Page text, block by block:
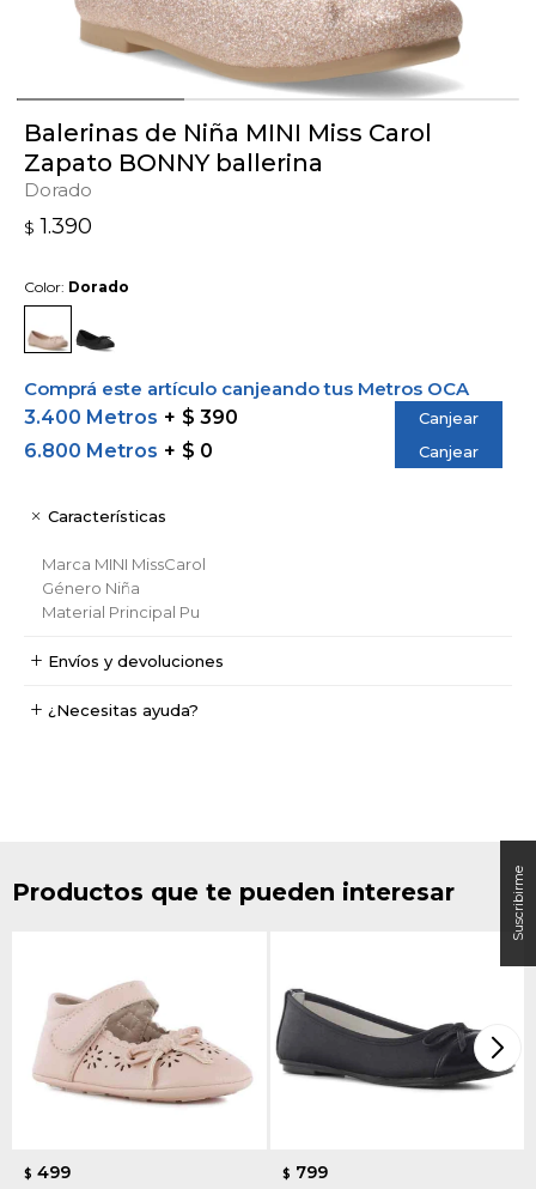
Balerinas de Niña MINI Miss Carol
Zapato BONNY ballerina
Dorado
$ 1.390
Color: Dorado
Comprá este artículo canjeando tus Metros OCA
3.400 Metros
$ 390 Canjear
6.800 Metros $ 0 Canjear
Características
Marca MINI MissCarol
Género Niña
Material Principal Pu
Envíos y devoluciones
¿Necesitas ayuda?
Productos que te pueden interesar
$ 499 $ 799